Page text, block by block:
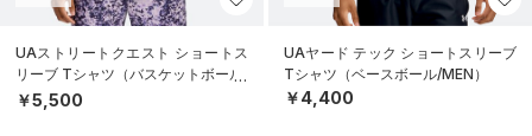
UAストリートクエスト ショートス
リーブ Tシャツ（バスケットボール/
MEN）
￥5,500
UAヤード テック ショートスリーブ
Tシャツ（ベースボール/MEN）
￥4,400